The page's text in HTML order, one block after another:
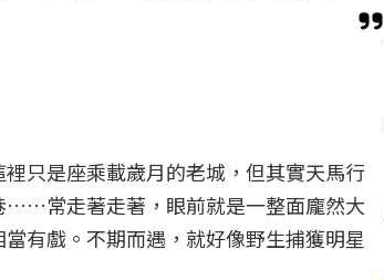
只是座乘載歲月的老城，但其實天馬行
……常走著走著，眼前就是一整面龐然大
有戲。不期而遇，就好像野生捕獲明星